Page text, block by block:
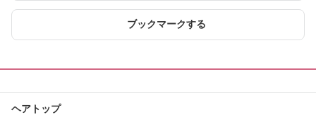
ブックマークする
ヘアトップ